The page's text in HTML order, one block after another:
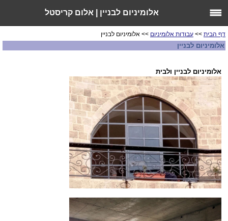
אלומיניום לבניין | אלום קריסטל
דף הבית >> עבודות אלומיניום >> אלומיניום לבניין
אלומיניום לבניין
אלומיניום לבניין ולבית